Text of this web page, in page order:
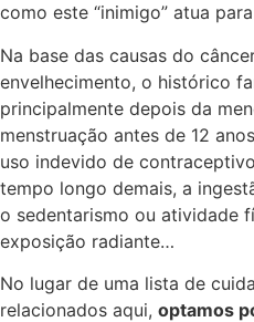
como este “inimigo” atua
Na base das causas do
envelhecimento, o histórico
principalmente depois da
menstruação antes de 12
uso indevido de
tempo longo demais, a
o sedentarismo ou atividade
exposição radiante…
No lugar de uma lista de
relacionados aqui, optamos